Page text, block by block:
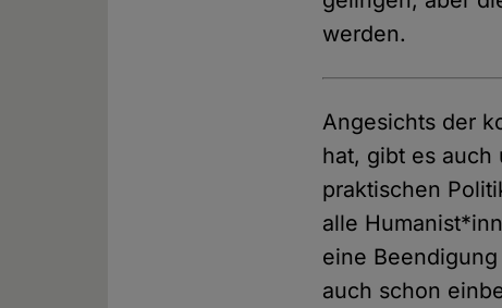
werden.
Angesichts der
hat, gibt es
praktischen
alle
eine
auch schon